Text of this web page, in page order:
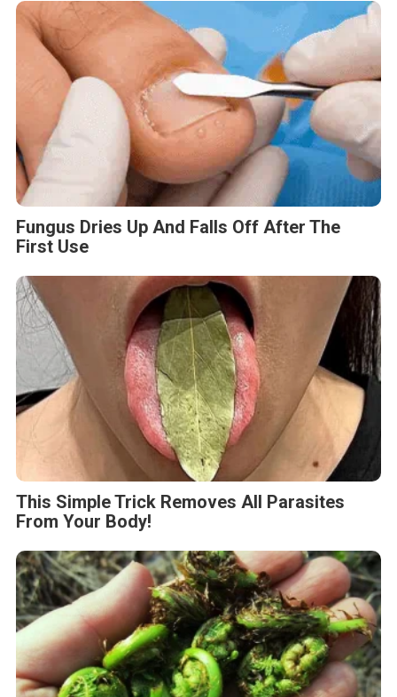
Stop Eating These 3 Foods That Are Known
to Cause Parasites
Tag : Breaking News PT Abadi Rasa Food
Roti Okko
Senin, 15 September 2025 - 06:43 WIB
Cara Efektif Mengundang Jurnalis Ekonomi Agar Acara
Liputan Berhasil
Kamis, 28 Agustus 2025 - 09:12 WIB
Menuju 2060, Pertamina Hulu Energi Andalkan CCS
untuk Indonesia Hijau
Rabu, 27 Agustus 2025 - 06:48 WIB
Mengapa Pajak Bangunan Jadi Andalan Utama
Pendapatan Daerah?
Rabu, 20 Agustus 2025 - 10:32 WIB
Tembus Ribuan Persen
Selasa, 19 Agustus 2025 - 11:11 WIB
Media Hallo.id Hadirkan Layanan Khusus Galeri Foto
Perusahaan
BERITA TERBARU